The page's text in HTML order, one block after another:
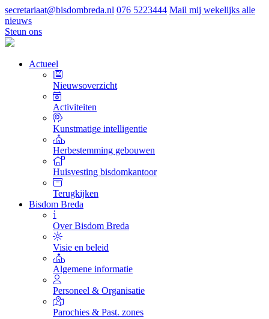
secretariaat@bisdombreda.nl 076 5223444 Mail mij wekelijks alle
nieuws
Steun ons
Actueel
Nieuwsoverzicht
Activiteiten
Kunstmatige intelligentie
Herbestemming gebouwen
Huisvesting bisdomkantoor
Terugkijken
Bisdom Breda
Over Bisdom Breda
Visie en beleid
Algemene informatie
Personeel & Organisatie
Parochies & Past. zones